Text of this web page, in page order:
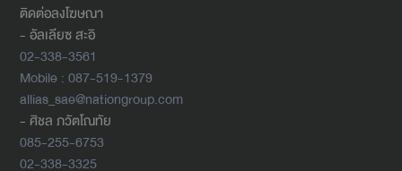
ติดต่อลงโฆษณา
- อัลเลียซ สะอิ
02-338-3561
Mobile : 087-519-1379
allias_sae@nationgroup.com
- ศิชล ภวัตโณทัย
085-255-6753
02-338-3325